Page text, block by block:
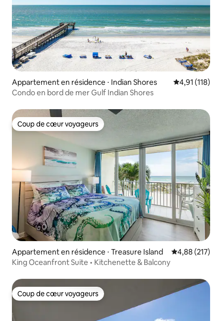
Appartement en résidence ⋅ Indian Shores Évaluation
4,91 (118)
Condo en bord de mer Gulf Indian Shores
Coup de cœur voyageurs
Coup de cœur voyageurs
Appartement en résidence ⋅ Treasure Island Évaluation
4,88 (217)
King Oceanfront Suite • Kitchenette & Balcony
Coup de cœur voyageurs
Coup de cœur voyageurs